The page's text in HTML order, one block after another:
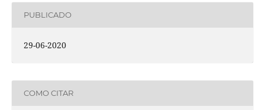
PUBLICADO
29-06-2020
COMO CITAR